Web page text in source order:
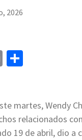
2026
Email
martes, Wendy
relacionados
19 de abril, dio a